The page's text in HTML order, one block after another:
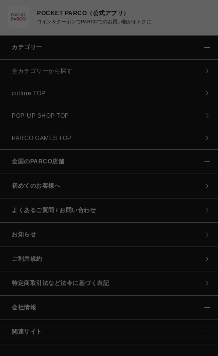
POCKET PARCO（公式アプリ）
コイン＆クーポンでPARCOでのお買い物がオトクに
カテゴリー
全カテゴリーから探す
culture TOP
POP-UP SHOP TOP
PARCO GAMES TOP
全国のPARCO店舗
初めてのお客様へ
よくあるご質問 / お問い合わせ
お知らせ
ご利用規約
特定商取引法など法令に基づく表記
会社情報
関連サイト